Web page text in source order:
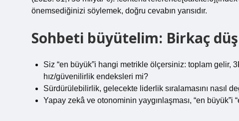
önemsediğinizi söylemek, doğru cevabın yarısıdır.
Sohbeti büyütelim: Birkaç
Siz “en büyük”i hangi metrikle ölçersiniz: toplam gelir,
hız/güvenilirlik endeksleri mi?
Sürdürülebilirlik, gelecekte liderlik sıralamasını nasıl
Yapay zekâ ve otonominin yaygınlaşması, “en büyük”i